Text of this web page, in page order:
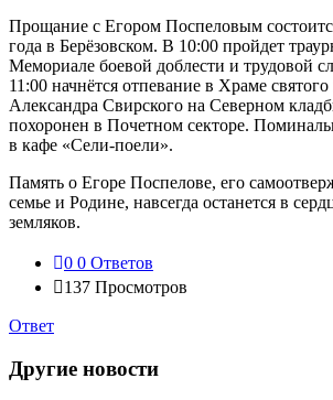
Прощание с Егором Поспеловым
года в Берёзовском. В 10:00 пройдет
Мемориале боевой доблести и трудовой
11:00 начнётся отпевание в Храме
Александра Свирского на Северном
похоронен в Почетном секторе.
в кафе «Сели-поели».
Память о Егоре Поспелове, его
семье и Родине, навсегда останется в
земляков.
0 0 Ответов
137 Просмотров
Ответ
Другие новости